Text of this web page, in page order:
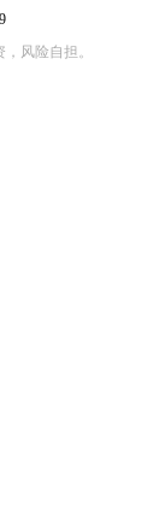
风险自担。